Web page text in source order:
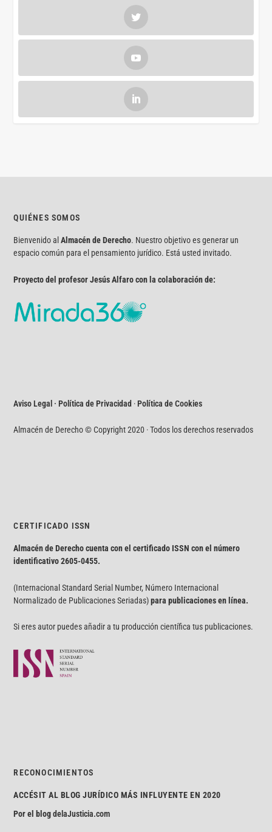
QUIÉNES SOMOS
Bienvenido alAlmacén de Derecho. Nuestro objetivo es generar un
espacio común para el pensamiento jurídico. Está usted invitado.
Proyecto del profesor Jesús Alfaro con la colaboración de:
Aviso Legal · Política de Privacidad ·Política de Cookies
Almacén de Derecho © Copyright 2020 · Todos los derechos reservados
CERTIFICADO ISSN
Almacén de Derecho cuenta con el certificado ISSN con el número
identificativo2605-0455.
(Internacional Standard Serial Number, Número Internacional
Normalizado de Publicaciones Seriadas)para publicaciones en línea.
Si eres autor puedes añadir a tu producción científica tus publicaciones.
RECONOCIMIENTOS
ACCÉSIT AL BLOG JURÍDICO MÁS INFLUYENTE EN 2020
Por el blogdelaJusticia.com